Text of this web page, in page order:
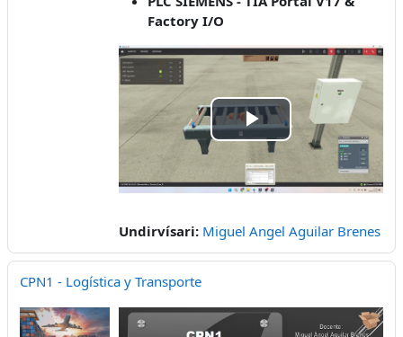
Factory I/O
Play
Video
Undirvísari: Miguel Angel Aguilar Brenes
CPN1 - Logística y Transporte